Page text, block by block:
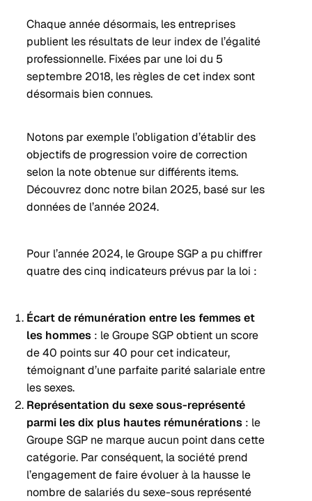
Chaque année désormais, les entreprises
publient les résultats de leur index de l’égalité
professionnelle. Fixées par une loi du 5
septembre 2018, les règles de cet index sont
désormais bien connues.
Notons par exemple l’obligation d’établir des
objectifs de progression voire de correction
selon la note obtenue sur différents items.
Découvrez donc notre bilan 2025, basé sur les
données de l’année 2024.
Pour l’année 2024, le Groupe SGP a pu chiffrer
quatre des cinq indicateurs prévus par la loi :
Écart de rémunération entre les femmes et
les hommes : le Groupe SGP obtient un score
de 40 points sur 40 pour cet indicateur,
témoignant d’une parfaite parité salariale entre
les sexes.
Représentation du sexe sous-représenté
parmi les dix plus hautes rémunérations : le
Groupe SGP ne marque aucun point dans cette
catégorie. Par conséquent, la société prend
l’engagement de faire évoluer à la hausse le
nombre de salariés du sexe-sous représenté